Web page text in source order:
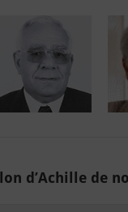
d’Achille de